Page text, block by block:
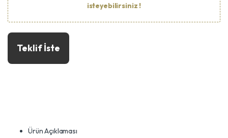
isteyebilirsiniz !
Teklif İste
Ürün Açıklaması